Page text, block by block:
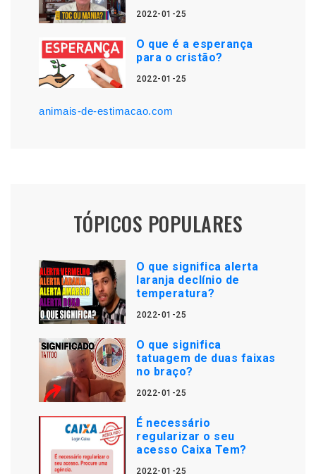
2022-01-25
O que é a esperança
para o cristão?
2022-01-25
animais-de-estimacao.com
TÓPICOS POPULARES
O que significa alerta
laranja declínio de
temperatura?
2022-01-25
O que significa
tatuagem de duas faixas
no braço?
2022-01-25
É necessário
regularizar o seu
acesso Caixa Tem?
2022-01-25